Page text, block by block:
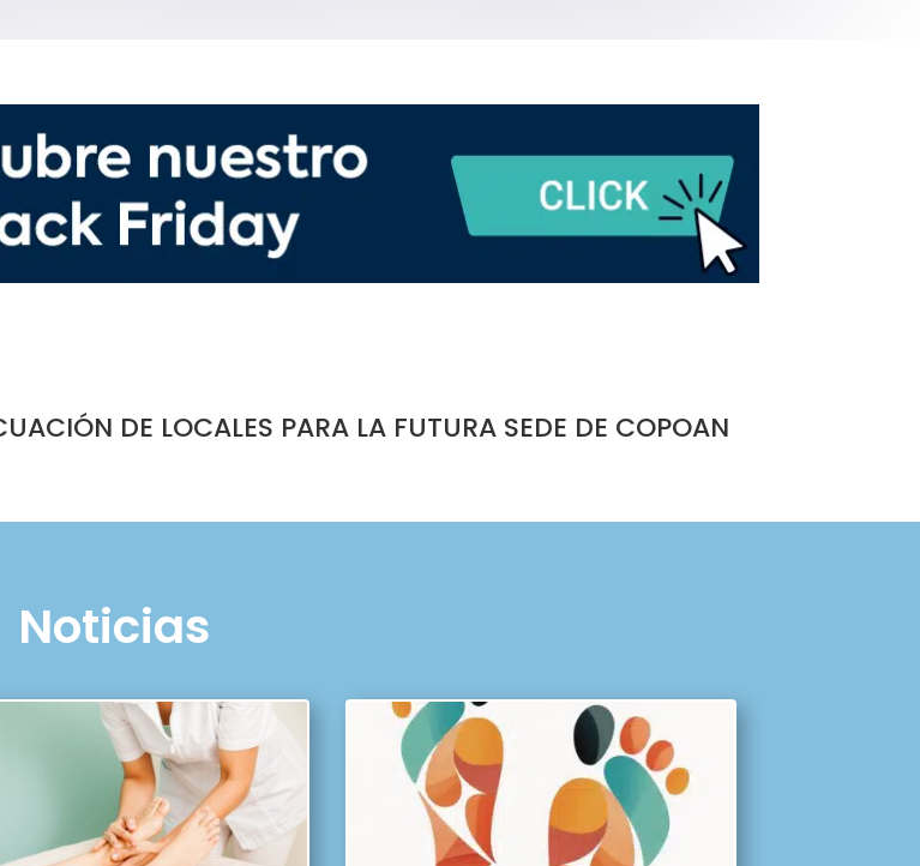
DE LOCALES PARA LA FUTURA SEDE DE COPOAN
Noticias